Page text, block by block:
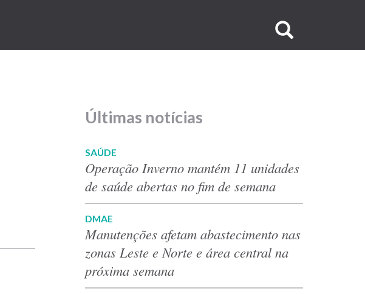
no
Últimas notícias
SAÚDE
Operação Inverno mantém 11 unidades
de saúde abertas no fim de semana
DMAE
Manutenções afetam abastecimento nas
zonas Leste e Norte e área central na
próxima semana